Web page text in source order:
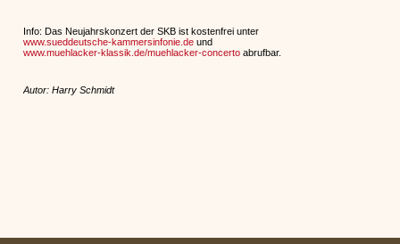
Info: Das Neujahrskonzert der SKB ist kostenfrei unter
www.sueddeutsche-kammersinfonie.de und
www.muehlacker-klassik.de/muehlacker-concerto abrufbar.
Autor: Harry Schmidt